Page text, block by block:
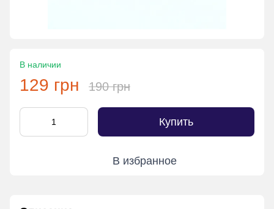
В наличии
129 грн 190 грн
Купить
В избранное